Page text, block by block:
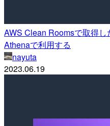
AWS Clean Roomsで取得
Athenaで利用する
nayuta
2023.06.19